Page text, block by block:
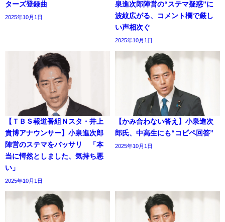
ターズ登録曲
2025年10月1日
泉進次郎陣営の“ステマ疑惑”に
波紋広がる、コメント欄で厳し
い声相次ぐ
2025年10月1日
【ＴＢＳ報道番組Ｎスタ・井上
貴博アナウンサー】小泉進次郎
陣営のステマをバッサリ 「本
当に愕然としました、気持ち悪
い」
2025年10月1日
【かみ合わない答え】小泉進次
郎氏、中高生にも“コピペ回答”
2025年10月1日